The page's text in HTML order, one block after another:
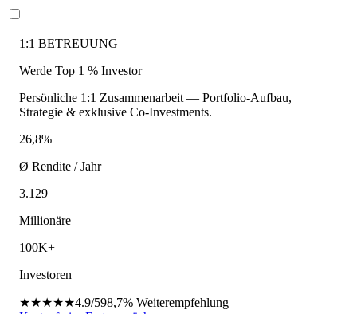
1:1 BETREUUNG
Werde Top 1 % Investor
Persönliche 1:1 Zusammenarbeit — Portfolio-Aufbau,
Strategie & exklusive Co-Investments.
26,8%
Ø Rendite / Jahr
3.129
Millionäre
100K+
Investoren
★★★★★4.9/598,7% Weiterempfehlung